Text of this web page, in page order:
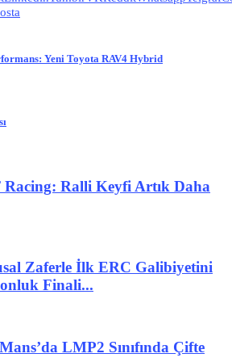
Yeni Toyota RAV4 Hybrid
Ralli Keyfi Artık Daha
Zaferle İlk ERC Galibiyetini
Finali...
LMP2 Sınıfında Çifte